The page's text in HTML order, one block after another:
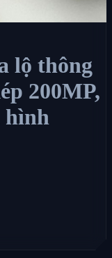
lộ thông
200MP,
hình